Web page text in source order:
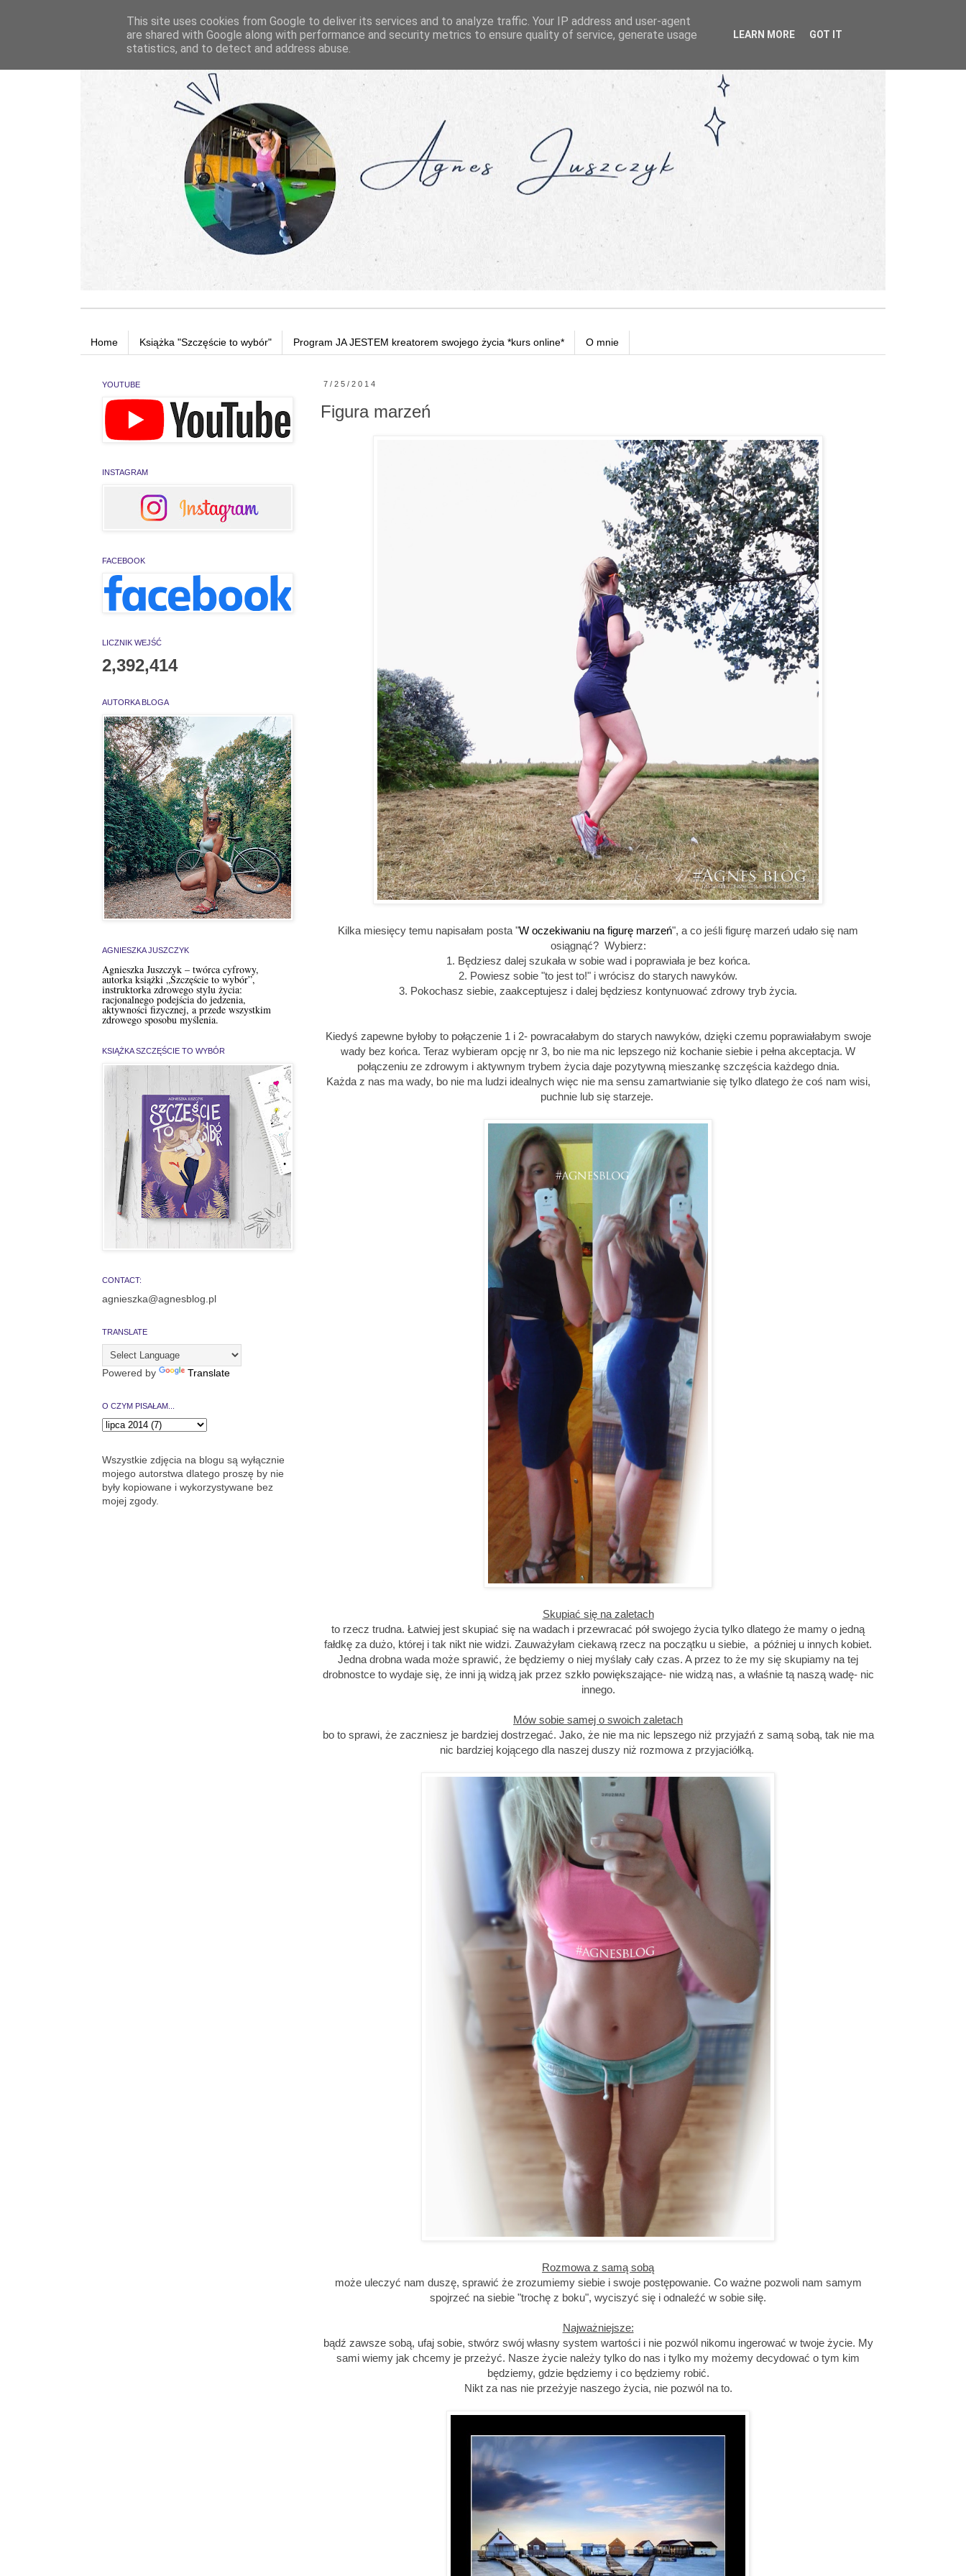
Home Książka "Szczęście to wybór" Program JA JESTEM kreatorem swojego życia *kurs online* O mnie
7/25/2014
Figura marzeń
Kilka miesięcy temu napisałam posta "W oczekiwaniu na figurę marzeń", a co jeśli figurę marzeń udało się nam
osiągnąć? Wybierz:
1. Będziesz dalej szukała w sobie wad i poprawiała je bez końca.
2. Powiesz sobie "to jest to!" i wrócisz do starych nawyków.
3. Pokochasz siebie, zaakceptujesz i dalej będziesz kontynuować zdrowy tryb życia.
Kiedyś zapewne byłoby to połączenie 1 i 2- powracałabym do starych nawyków, dzięki czemu poprawiałabym swoje
wady bez końca. Teraz wybieram opcję nr 3, bo nie ma nic lepszego niż kochanie siebie i pełna akceptacja. W
połączeniu ze zdrowym i aktywnym trybem życia daje pozytywną mieszankę szczęścia każdego dnia.
Każda z nas ma wady, bo nie ma ludzi idealnych więc nie ma sensu zamartwianie się tylko dlatego że coś nam wisi,
puchnie lub się starzeje.
Skupiać się na zaletach
to rzecz trudna. Łatwiej jest skupiać się na wadach i przewracać pół swojego życia tylko dlatego że mamy o jedną
fałdkę za dużo, której i tak nikt nie widzi. Zauważyłam ciekawą rzecz na początku u siebie, a później u innych kobiet.
Jedna drobna wada może sprawić, że będziemy o niej myślały cały czas. A przez to że my się skupiamy na tej
drobnostce to wydaje się, że inni ją widzą jak przez szkło powiększające- nie widzą nas, a właśnie tą naszą wadę- nic
innego.
Mów sobie samej o swoich zaletach
bo to sprawi, że zaczniesz je bardziej dostrzegać. Jako, że nie ma nic lepszego niż przyjaźń z samą sobą, tak nie ma
nic bardziej kojącego dla naszej duszy niż rozmowa z przyjaciółką.
Rozmowa z samą sobą
może uleczyć nam duszę, sprawić że zrozumiemy siebie i swoje postępowanie. Co ważne pozwoli nam samym
spojrzeć na siebie "trochę z boku", wyciszyć się i odnaleźć w sobie siłę.
Najważniejsze:
bądź zawsze sobą, ufaj sobie, stwórz swój własny system wartości i nie pozwól nikomu ingerować w twoje życie. My
sami wiemy jak chcemy je przeżyć. Nasze życie należy tylko do nas i tylko my możemy decydować o tym kim
będziemy, gdzie będziemy i co będziemy robić.
Nikt za nas nie przeżyje naszego życia, nie pozwól na to.
YOUTUBE
INSTAGRAM
FACEBOOK
LICZNIK WEJŚĆ
2,392,414
AUTORKA BLOGA
AGNIESZKA JUSZCZYK
Agnieszka Juszczyk – twórca cyfrowy,
autorka książki „Szczęście to wybór”,
instruktorka zdrowego stylu życia:
racjonalnego podejścia do jedzenia,
aktywności fizycznej, a przede wszystkim
zdrowego sposobu myślenia.
KSIĄŻKA SZCZĘŚCIE TO WYBÓR
CONTACT:
agnieszka@agnesblog.pl
TRANSLATE
Powered by Translate
O CZYM PISAŁAM...
Wszystkie zdjęcia na blogu są wyłącznie
mojego autorstwa dlatego proszę by nie
były kopiowane i wykorzystywane bez
mojej zgody.
This site uses cookies from Google to deliver its services and to analyze traffic. Your IP address and user-agent
are shared with Google along with performance and security metrics to ensure quality of service, generate usage
statistics, and to detect and address abuse.
LEARN MORE GOT IT